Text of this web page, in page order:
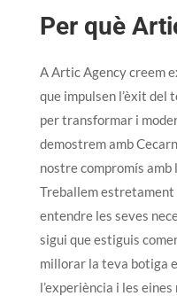
Per què
A Artic Agency creem
que impulsen l’èxit del
per transformar i
demostrem amb
nostre compromís amb
Treballem
entendre les seves
sigui que estiguis
millorar la teva botiga
l’experiència i les